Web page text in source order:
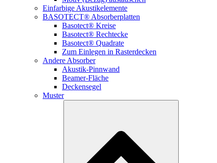
Einfarbige Akustikelemente
BASOTECT® Absorberplatten
Basotect® Kreise
Basotect® Rechtecke
Basotect® Quadrate
Zum Einlegen in Rasterdecken
Andere Absorber
Akustik-Pinnwand
Beamer-Fläche
Deckensegel
Muster